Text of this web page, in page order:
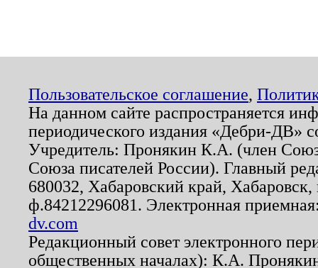
Пользовательское соглашение,
На данном сайте распространяется
периодического издания «Дебри-ДВ»
Учредитель: Пронякин К.А. (член
Союза писателей России). Главный
680032, Хабаровский край,
ф.84212296081. Электронная
dv.com
Редакционный совет электронного
общественных началах): К.А.